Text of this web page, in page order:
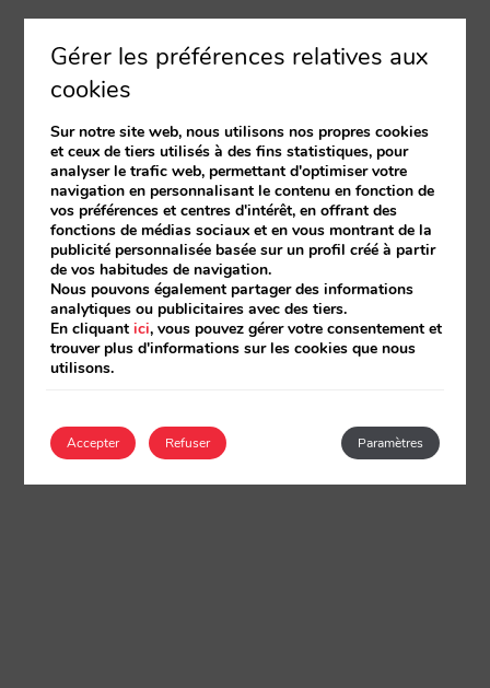
Gérer les préférences relatives aux
cookies
Sur notre site web, nous utilisons nos propres cookies
et ceux de tiers utilisés à des fins statistiques, pour
analyser le trafic web, permettant d'optimiser votre
navigation en personnalisant le contenu en fonction de
vos préférences et centres d'intérêt, en offrant des
fonctions de médias sociaux et en vous montrant de la
publicité personnalisée basée sur un profil créé à partir
de vos habitudes de navigation.
Nous pouvons également partager des informations
analytiques ou publicitaires avec des tiers.
En cliquantici, vous pouvez gérer votre consentement et
trouver plus d'informations sur les cookies que nous
utilisons.
Accepter Paramètres
Refuser